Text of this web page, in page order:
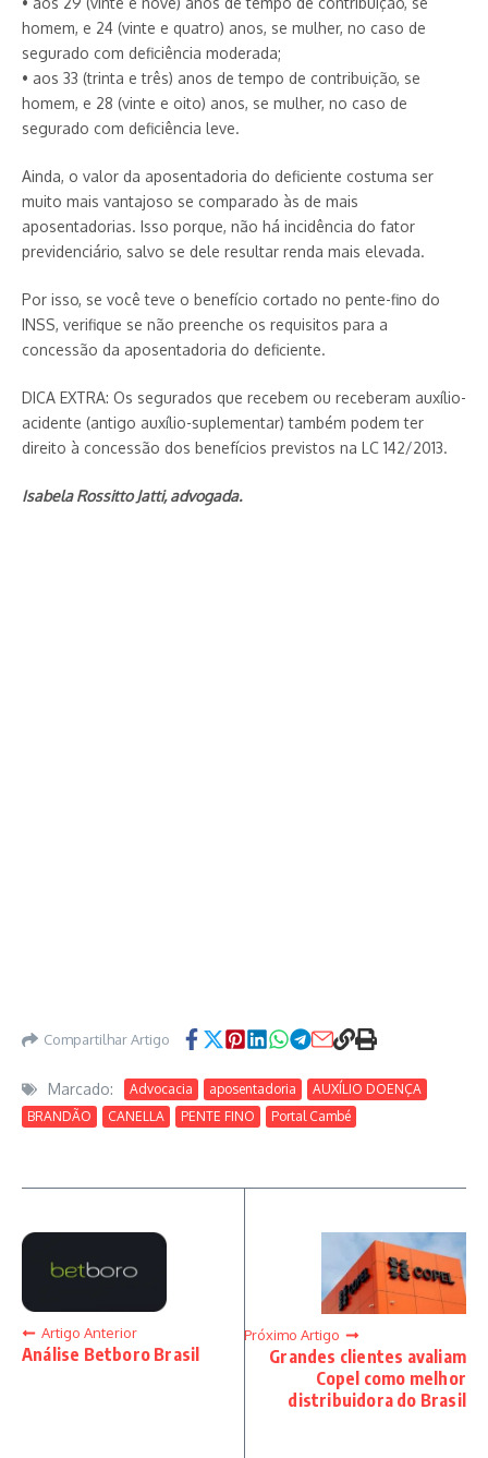
homem, e 24 (vinte e quatro) anos, se mulher, no caso de
segurado com deficiência moderada;
• aos 33 (trinta e três) anos de tempo de contribuição, se
homem, e 28 (vinte e oito) anos, se mulher, no caso de
segurado com deficiência leve.
Ainda, o valor da aposentadoria do deficiente costuma ser
muito mais vantajoso se comparado às de mais
aposentadorias. Isso porque, não há incidência do fator
previdenciário, salvo se dele resultar renda mais elevada.
Por isso, se você teve o benefício cortado no pente-fino do
INSS, verifique se não preenche os requisitos para a
concessão da aposentadoria do deficiente.
DICA EXTRA: Os segurados que recebem ou receberam auxílio-
acidente (antigo auxílio-suplementar) também podem ter
direito à concessão dos benefícios previstos na LC 142/2013.
Isabela Rossitto Jatti, advogada.
Compartilhar Artigo
Marcado: Advocacia aposentadoria
AUXÍLIO DOENÇA
BRANDÃO
CANELLA PENTE FINO Portal Cambé
Artigo Anterior
Análise Betboro Brasil
Próximo Artigo
Grandes clientes avaliam
Copel como melhor
distribuidora do Brasil